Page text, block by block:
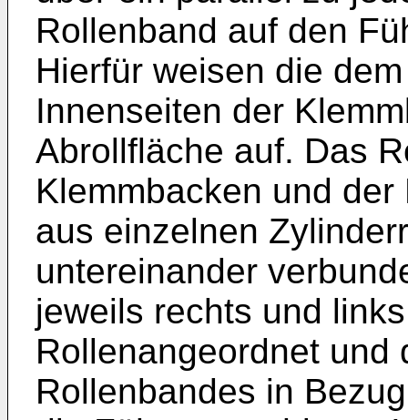
Rollenband auf den
Hierfür weisen die
Innenseiten der
Abrollfläche auf. Das
Klemmbacken und
aus einzelnen
untereinander
jeweils rechts und
Rollenangeordnet und
Rollenbandes in